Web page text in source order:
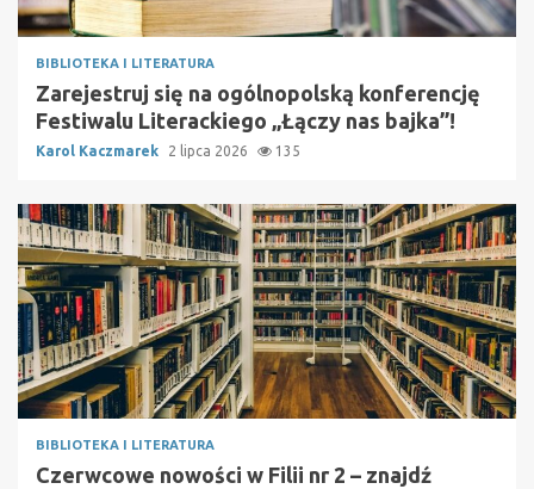
BIBLIOTEKA I LITERATURA
Zarejestruj się na ogólnopolską konferencję
Festiwalu Literackiego „Łączy nas bajka”!
Karol Kaczmarek 2 lipca 2026 135
BIBLIOTEKA I LITERATURA
Czerwcowe nowości w Filii nr 2 – znajdź